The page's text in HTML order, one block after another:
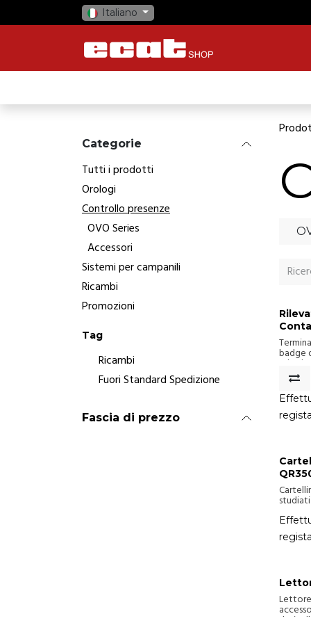
Passa al contenutoItaliano
Categorie
Tutti i prodotti
Orologi
Controllo presenze
OVO Series
Accessori
Sistemi per campanili
Ricambi
Promozioni
Tag
Ricambi
Fuori Standard Spedizione
Fascia di prezzo
badge
Full o
eventi